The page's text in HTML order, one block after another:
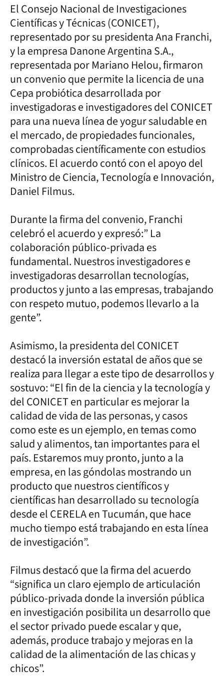
El Consejo Nacional de Investigaciones
Científicas y Técnicas (CONICET),
representado por su presidenta Ana Franchi,
y la empresa Danone Argentina S.A.,
representada por Mariano Helou, firmaron
un convenio que permite la licencia de una
Cepa probiótica desarrollada por
investigadoras e investigadores del CONICET
para una nueva línea de yogur saludable en
el mercado, de propiedades funcionales,
comprobadas científicamente con estudios
clínicos. El acuerdo contó con el apoyo del
Ministro de Ciencia, Tecnología e Innovación,
Daniel Filmus.
Durante la firma del convenio, Franchi
celebró el acuerdo y expresó:” La
colaboración público-privada es
fundamental. Nuestros investigadores e
investigadoras desarrollan tecnologías,
productos y junto a las empresas, trabajando
con respeto mutuo, podemos llevarlo a la
gente”.
Asimismo, la presidenta del CONICET
destacó la inversión estatal de años que se
realiza para llegar a este tipo de desarrollos y
sostuvo: “El fin de la ciencia y la tecnología y
del CONICET en particular es mejorar la
calidad de vida de las personas, y casos
como este es un ejemplo, en temas como
salud y alimentos, tan importantes para el
país. Estaremos muy pronto, junto a la
empresa, en las góndolas mostrando un
producto que nuestros científicos y
científicas han desarrollado su tecnología
desde el CERELA en Tucumán, que hace
mucho tiempo está trabajando en esta línea
de investigación”.
Filmus destacó que la firma del acuerdo
“significa un claro ejemplo de articulación
público-privada donde la inversión pública
en investigación posibilita un desarrollo que
el sector privado puede escalar y que,
además, produce trabajo y mejoras en la
calidad de la alimentación de las chicas y
chicos”.